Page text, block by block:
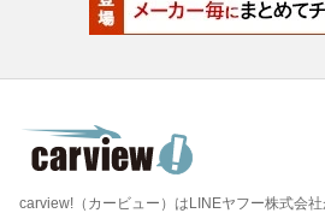
carview!（カービュー）はLINEヤフー株式会